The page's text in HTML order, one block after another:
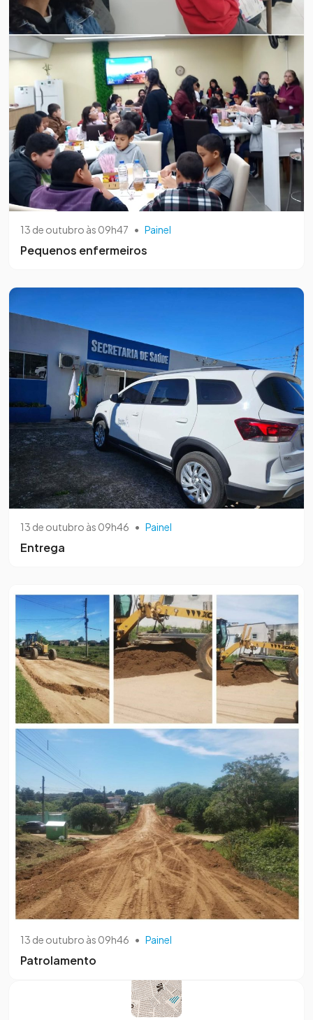
13 de outubro às 09h47 • Painel
Pequenos enfermeiros
13 de outubro às 09h46 • Painel
Entrega
13 de outubro às 09h46 • Painel
Patrolamento